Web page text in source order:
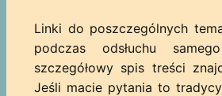
Linki do poszczególnych
podczas odsłuchu
szczegółowy spis treści
Jeśli macie pytania to